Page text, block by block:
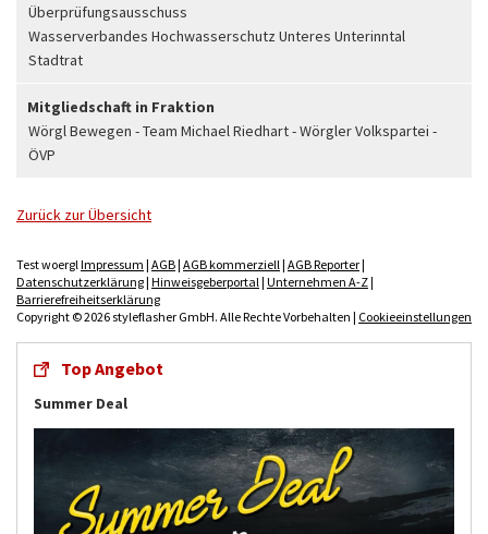
Überprüfungsausschuss
Wasserverbandes Hochwasserschutz Unteres Unterinntal
Stadtrat
Mitgliedschaft in Fraktion
Wörgl Bewegen - Team Michael Riedhart - Wörgler Volkspartei -
ÖVP
Zurück zur Übersicht
Test woergl Impressum | AGB| AGB kommerziell | AGB Reporter|
Datenschutzerklärung| Hinweisgeberportal | Unternehmen A-Z|
Barrierefreiheitserklärung
Copyright © 2026 styleflasher GmbH. Alle Rechte Vorbehalten | Cookieeinstellungen
Top Angebot
Summer Deal